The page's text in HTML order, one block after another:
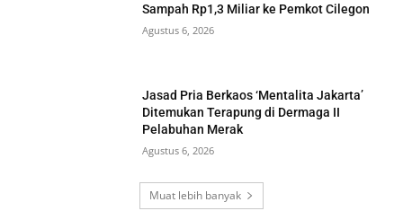
Sampah Rp1,3 Miliar ke Pemkot Cilegon
Agustus 6, 2026
Jasad Pria Berkaos ‘Mentalita Jakarta’
Ditemukan Terapung di Dermaga II
Pelabuhan Merak
Agustus 6, 2026
Muat lebih banyak